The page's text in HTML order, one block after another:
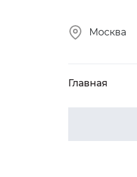
Москва
Главная